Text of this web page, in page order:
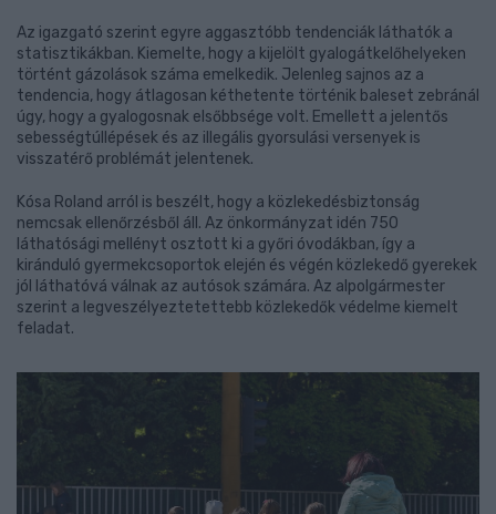
Az igazgató szerint egyre aggasztóbb tendenciák láthatók a
statisztikákban. Kiemelte, hogy a kijelölt gyalogátkelőhelyeken
történt gázolások száma emelkedik. Jelenleg sajnos az a
tendencia, hogy átlagosan kéthetente történik baleset zebránál
úgy, hogy a gyalogosnak elsőbbsége volt. Emellett a jelentős
sebességtúllépések és az illegális gyorsulási versenyek is
visszatérő problémát jelentenek.
Kósa Roland arról is beszélt, hogy a közlekedésbiztonság
nemcsak ellenőrzésből áll. Az önkormányzat idén 750
láthatósági mellényt osztott ki a győri óvodákban, így a
kiránduló gyermekcsoportok elején és végén közlekedő gyerekek
jól láthatóvá válnak az autósok számára. Az alpolgármester
szerint a legveszélyeztetettebb közlekedők védelme kiemelt
feladat.